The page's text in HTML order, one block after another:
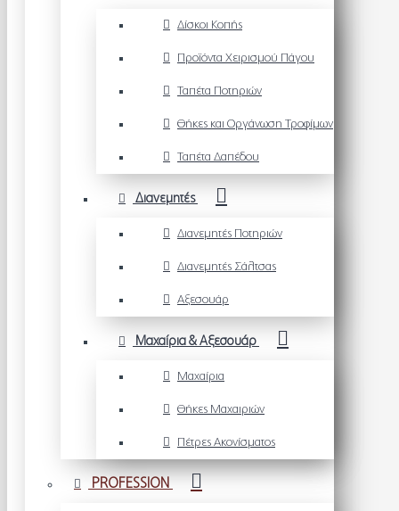
Δίσκοι Κοπής
Προϊόντα Χειρισμού Πάγου
Ταπέτα Ποτηριών
Θήκες και Οργάνωση Τροφίμων
Ταπέτα Δαπέδου
Διανεμητές
Διανεμητές Ποτηριών
Διανεμητές Σάλτσας
Αξεσουάρ
Μαχαίρια & Αξεσουάρ
Μαχαίρια
Θήκες Μαχαιριών
Πέτρες Ακονίσματος
PROFESSION